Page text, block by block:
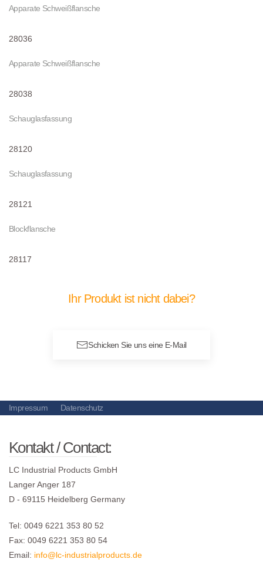
Apparate Schweißflansche
28036
Apparate Schweißflansche
28038
Schauglasfassung
28120
Schauglasfassung
28121
Blockflansche
28117
Ihr Produkt ist nicht dabei?
Schicken Sie uns eine E-Mail
Impressum Datenschutz
Kontakt / Contact:
LC Industrial Products GmbH
Langer Anger 187
D - 69115 Heidelberg Germany
Tel: 0049 6221 353 80 52
Fax: 0049 6221 353 80 54
Email: info@lc-industrialproducts.de